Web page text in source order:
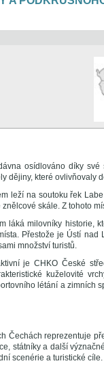
osídlováno díky
dějiny, které ovlivňovaly
leží na soutoku řek
znělcové skále. Z tohoto
láká milovníky historie,
Přestože je Ústí
množství turistů.
je CHKO České
kuželovité
létání a zimních
Čechách reprezentuje
státníky a další
scenérie a turistické cíle.